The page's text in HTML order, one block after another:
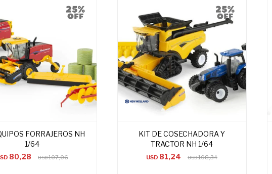
FORRAJEROS NH
1/64
80,28 USD107,06
KIT DE COSECHADORA Y
TRACTOR NH 1/64
USD 81,24 USD108,34